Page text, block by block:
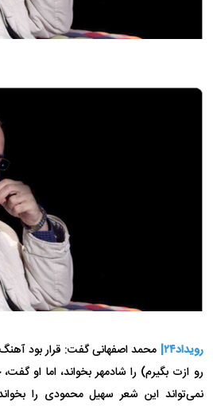
رویداد۲۴|
محمد اصفهانی گفت: قرار بود
رو ازت بگیرم) را شادمهر بخواند، اما او
نمی‌تواند این شعر سهیل محمودی را